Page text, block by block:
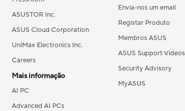
ASUSTOR Inc.
ASUS Cloud Corporation
UniMax Electronics Inc.
Careers
Mais informação
AI PC
Advanced AI PCs
Envia-nos um email
Registar Produto
Membros ASUS
ASUS Support Videos
Security Advisory
MyASUS